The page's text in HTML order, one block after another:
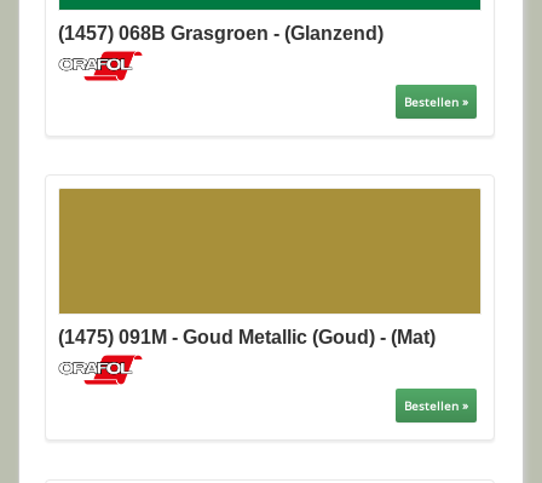
(1457) 068B Grasgroen - (Glanzend)
Bestellen »
(1475) 091M - Goud Metallic (Goud) - (Mat)
Bestellen »